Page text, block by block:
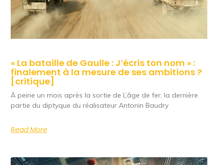
« La bataille de Gaulle : J’écris ton nom » :
finalement à la mesure de ses ambitions ?
[critique]
À peine un mois après la sortie de L’âge de fer, la dernière
partie du diptyque du réalisateur Antonin Baudry
Read More